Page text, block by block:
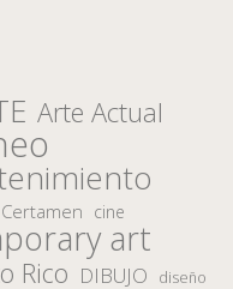
Arte Actual
Certamen cine
art
Rico DIBUJO diseño